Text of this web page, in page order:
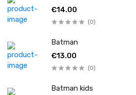
€14.00
(0)
Batman
€13.00
(0)
Batman kids